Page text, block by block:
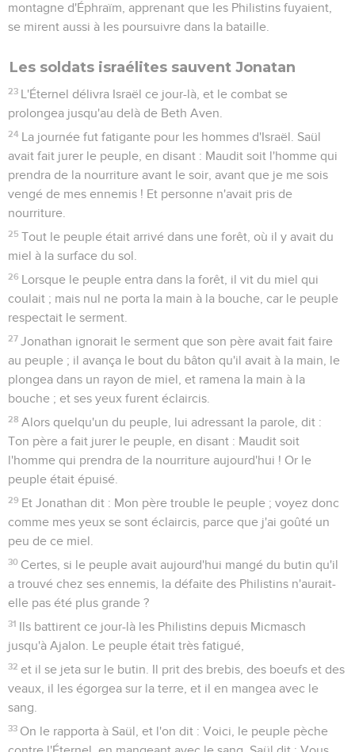
montagne d'Éphraïm, apprenant que les Philistins fuyaient,
se mirent aussi à les poursuivre dans la bataille.
Les soldats israélites sauvent Jonatan
23 L'Éternel délivra Israël ce jour-là, et le combat se
prolongea jusqu'au delà de Beth Aven.
24 La journée fut fatigante pour les hommes d'Israël. Saül
avait fait jurer le peuple, en disant : Maudit soit l'homme qui
prendra de la nourriture avant le soir, avant que je me sois
vengé de mes ennemis ! Et personne n'avait pris de
nourriture.
25 Tout le peuple était arrivé dans une forêt, où il y avait du
miel à la surface du sol.
26 Lorsque le peuple entra dans la forêt, il vit du miel qui
coulait ; mais nul ne porta la main à la bouche, car le peuple
respectait le serment.
27 Jonathan ignorait le serment que son père avait fait faire
au peuple ; il avança le bout du bâton qu'il avait à la main, le
plongea dans un rayon de miel, et ramena la main à la
bouche ; et ses yeux furent éclaircis.
28 Alors quelqu'un du peuple, lui adressant la parole, dit :
Ton père a fait jurer le peuple, en disant : Maudit soit
l'homme qui prendra de la nourriture aujourd'hui ! Or le
peuple était épuisé.
29 Et Jonathan dit : Mon père trouble le peuple ; voyez donc
comme mes yeux se sont éclaircis, parce que j'ai goûté un
peu de ce miel.
30 Certes, si le peuple avait aujourd'hui mangé du butin qu'il
a trouvé chez ses ennemis, la défaite des Philistins n'aurait-
elle pas été plus grande ?
31 Ils battirent ce jour-là les Philistins depuis Micmasch
jusqu'à Ajalon. Le peuple était très fatigué,
32 et il se jeta sur le butin. Il prit des brebis, des boeufs et des
veaux, il les égorgea sur la terre, et il en mangea avec le
sang.
33 On le rapporta à Saül, et l'on dit : Voici, le peuple pèche